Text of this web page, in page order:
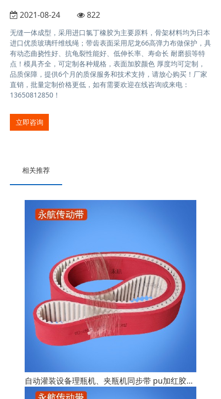
2021-08-24 822
无缝一体成型，采用进口氯丁橡胶为主要原料，骨架材料均为日本
进口优质玻璃纤维线绳；带齿表面采用尼龙66高弹力布做保护，具
有动态曲挠性好、抗龟裂性能好、低伸长率、寿命长 耐磨损等特
点！模具齐全，可定制各种规格，表面加胶颜色 厚度均可定制，
品质保障，提供6个月的质保服务和技术支持，请放心购买！厂家
直销，批量定制价格更低，如有需要欢迎在线咨询或来电：
13650812850！
立即咨询
相关推荐
自动灌装设备理瓶机、夹瓶机同步带 pu加红胶磨边机同步带